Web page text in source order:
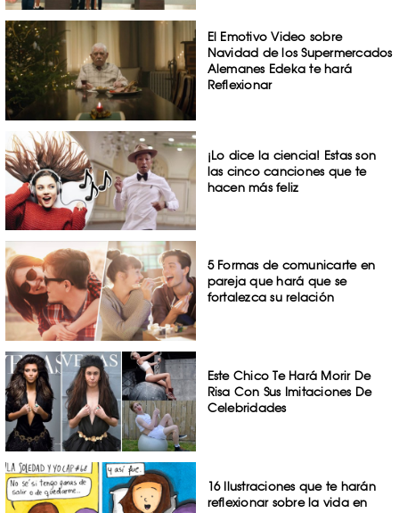
El Emotivo Video sobre
Navidad de los Supermercados
Alemanes Edeka te hará
Reflexionar
¡Lo dice la ciencia! Estas son
las cinco canciones que te
hacen más feliz
5 Formas de comunicarte en
pareja que hará que se
fortalezca su relación
Este Chico Te Hará Morir De
Risa Con Sus Imitaciones De
Celebridades
16 Ilustraciones que te harán
reflexionar sobre la vida en